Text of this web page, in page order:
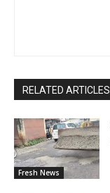
RELATED ARTICLES
Fresh News